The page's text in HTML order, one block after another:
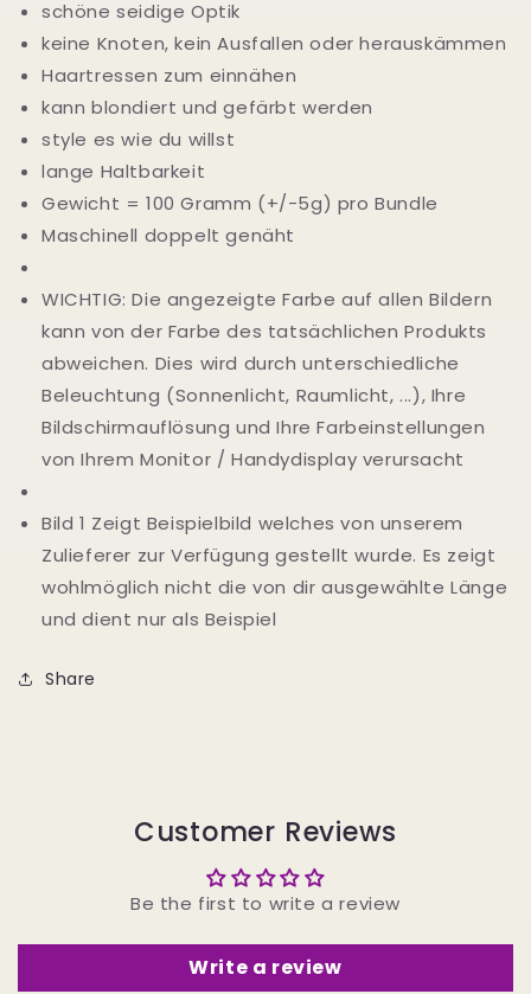
schöne seidige Optik
keine Knoten, kein Ausfallen oder herauskämmen
Haartressen zum einnähen
kann blondiert und gefärbt werden
style es wie du willst
lange Haltbarkeit
Gewicht = 100 Gramm (+/-5g) pro Bundle
Maschinell doppelt genäht
WICHTIG: Die angezeigte Farbe auf allen Bildern
kann von der Farbe des tatsächlichen Produkts
abweichen. Dies wird durch unterschiedliche
Beleuchtung (Sonnenlicht, Raumlicht, ...), Ihre
Bildschirmauflösung und Ihre Farbeinstellungen
von Ihrem Monitor / Handydisplay verursacht
Bild 1 Zeigt Beispielbild welches von unserem
Zulieferer zur Verfügung gestellt wurde. Es zeigt
wohlmöglich nicht die von dir ausgewählte Länge
und dient nur als Beispiel
Share
Customer Reviews
Be the first to write a review
Write a review